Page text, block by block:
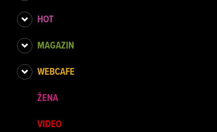
HOT
MAGAZIN
WEBCAFE
ŽENA
VIDEO